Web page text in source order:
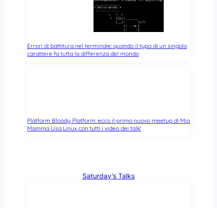
Errori di battitura nel terminale: quando il typo di un singolo
carattere fa tutta la differenza del mondo
Platform Bloody Platform: ecco il primo nuovo meetup di Mia
Mamma Usa Linux con tutti i video dei talk!
Saturday’s Talks